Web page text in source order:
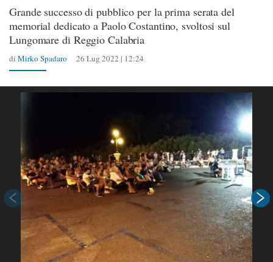
Grande successo di pubblico per la prima serata del
memorial dedicato a Paolo Costantino, svoltosi sul
Lungomare di Reggio Calabria
di Mirko Spadaro 26 Lug 2022 | 12:24